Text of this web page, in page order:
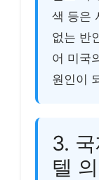
색 등은
없는 반
어 미국
원인이
3.
텔